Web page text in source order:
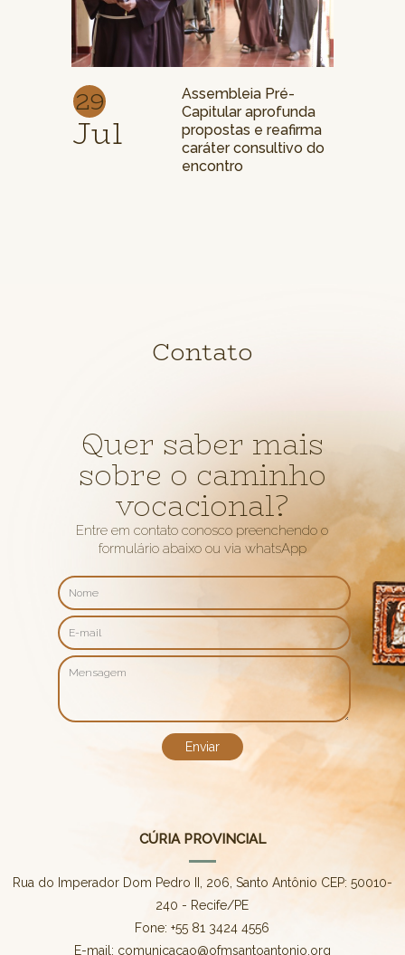
29
Jul
Assembleia Pré-
Capitular aprofunda
propostas e reafirma
caráter consultivo do
encontro
Contato
Quer saber mais
sobre o caminho
vocacional?
Entre em contato conosco preenchendo o
formulário abaixo ou via whatsApp
CÚRIA PROVINCIAL
Rua do Imperador Dom Pedro II, 206, Santo Antônio CEP: 50010-
240 - Recife/PE
Fone: +55 81 3424 4556
E-mail: comunicacao@ofmsantoantonio.org